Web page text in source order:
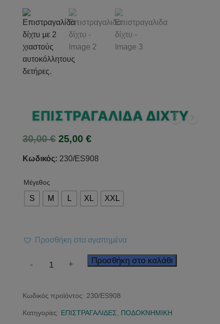
ΕΠΙΣΤΡΑΓΑΛΙΔΑ ΔΊΧΤΥ
30,00€ Original
was:
25,00 €Η
τιμή
Κωδικός: 230/ES908
Μέγεθος
S M L XL XXL
Προσθήκη στα αγαπημένα
Επιστραγαλιδα
- + Προσθήκη στο καλάθι
Κωδικός προϊόντος: 230/ES908
Κατηγορίες: ΕΠΙΣΤΡΑΓΑΛΙΔΕΣ ΠΟΔΟΚΝΗΜΙΚΗ